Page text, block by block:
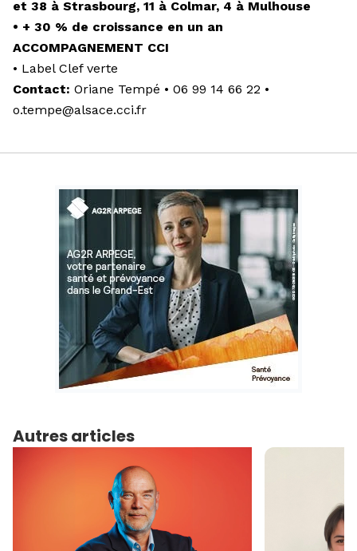
et 38 à Strasbourg, 11 à Colmar, 4 à Mulhouse
• + 30 % de croissance en un an
ACCOMPAGNEMENT CCI
• Label Clef verte
Contact: Oriane Tempé • 06 99 14 66 22 •
o.tempe@alsace.cci.fr
Autres articles